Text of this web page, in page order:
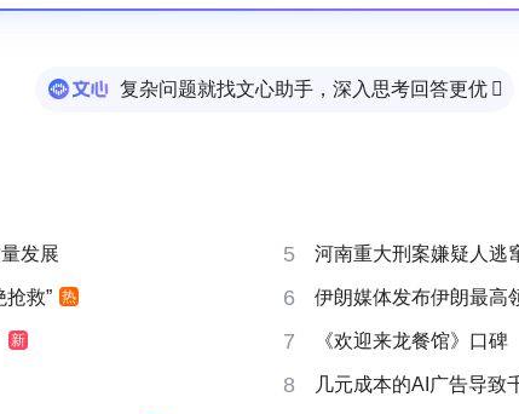
复杂问题就找文心助手，深入思考回答更优 
发展 5 河南重大刑案嫌疑人逃
抢救” 热 6 伊朗媒体发布伊朗最高
新 7 《欢迎来龙餐馆》口碑
8 几元成本的AI广告导致